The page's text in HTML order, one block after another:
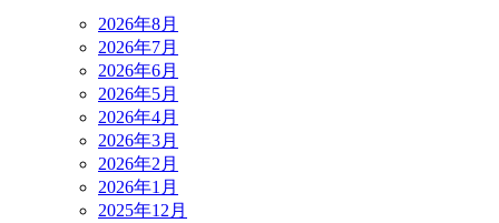
2026年8月
2026年7月
2026年6月
2026年5月
2026年4月
2026年3月
2026年2月
2026年1月
2025年12月